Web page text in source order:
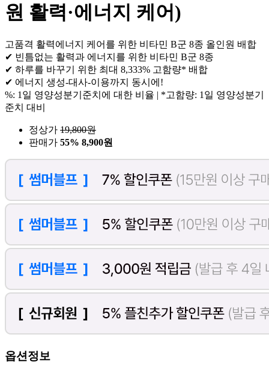
원 활력·에너지 케어)
고품격 활력에너지 케어를 위한 비타민 B군 8종 올인원 배합
✔ 빈틈없는 활력과 에너지를 위한 비타민 B군 8종
✔ 하루를 바꾸기 위한 최대 8,333% 고함량* 배합
✔ 에너지 생성-대사-이용까지 동시에!
%: 1일 영양성분기준치에 대한 비율 | *고함량: 1일 영양성분기
준치 대비
정상가 19,800원
판매가 55% 8,900원
옵션정보